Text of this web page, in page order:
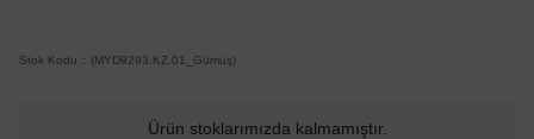
Stok Kodu (MYD9293.KZ.01_Gümüş)
Ürün stoklarımızda kalmamıştır.